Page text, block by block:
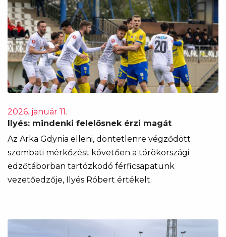
2026. január 11.
Ilyés: mindenki felelősnek érzi magát
Az Arka Gdynia elleni, döntetlenre végződött
szombati mérkőzést követően a törökországi
edzőtáborban tartózkodó férficsapatunk
vezetőedzője, Ilyés Róbert értékelt.